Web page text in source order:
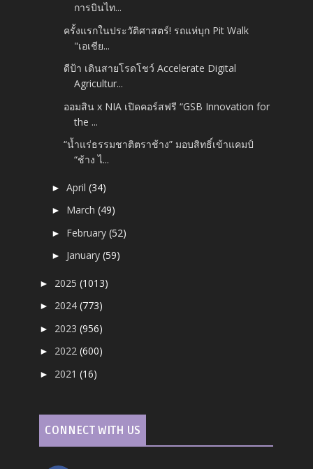
การบินไท...
ครั้งแรกในประวัติศาสตร์! รถแห่บุก Pit Walk
"เอเชีย...
ดีป้า เดินสายโรดโชว์ Accelerate Digital
Agricultur...
ออมสิน x NIA เปิดคอร์สฟรี “GSB Innovation for
the ...
“น้ำแร่ธรรมชาติตราช้าง” มอบสิทธิ์เข้าแคมป์
“ช้าง ไ...
►April(34)
► March(49)
► February(52)
► January(59)
► 2025(1013)
► 2024(773)
► 2023(956)
► 2022(600)
► 2021(16)
CONNECT WITH US